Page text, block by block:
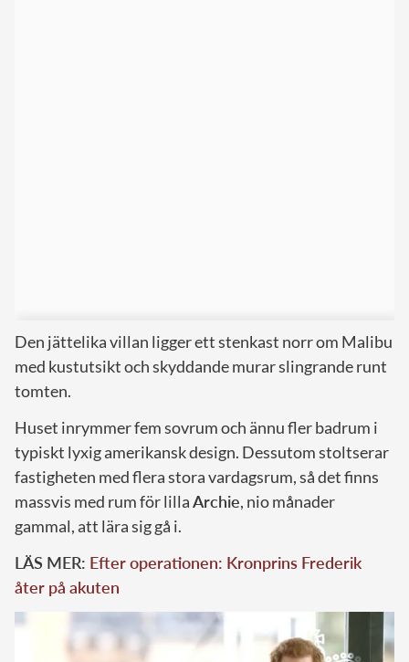
Den jättelika villan ligger ett stenkast norr om Malibu
med kustutsikt och skyddande murar slingrande runt
tomten.
Huset inrymmer fem sovrum och ännu fler badrum i
typiskt lyxig amerikansk design. Dessutom stoltserar
fastigheten med flera stora vardagsrum, så det finns
massvis med rum för lillaArchie, nio månader
gammal, att lära sig gå i.
LÄS MER: Efter operationen: Kronprins Frederik
åter på akuten